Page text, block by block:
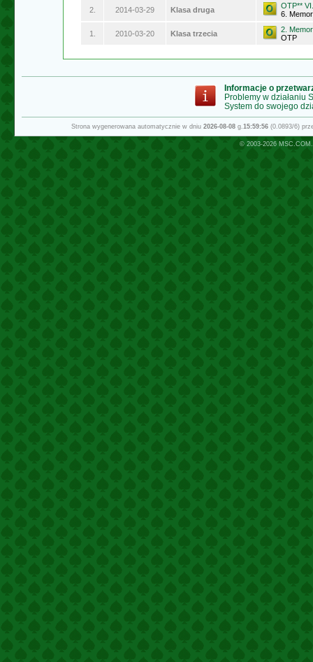
2. 2014-03-29 Klasa druga
OTP**
6.
1. 2010-03-20 Klasa trzecia
2.
OTP
Informacje o
Problemy w działaniu
System do swojego
Strona wygenerowana automatycznie w dniu 2026-08-08g.15:59:56(0.0893/6)
© 2003-2026